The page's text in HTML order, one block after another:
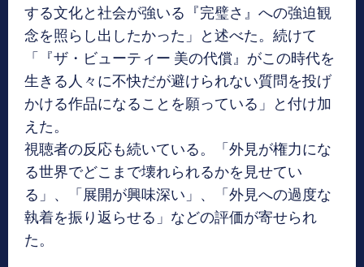
する文化と社会が強いる『完璧さ』への強迫観
念を照らし出したかった」と述べた。続けて
「『ザ・ビューティー 美の代償』がこの時代を
生きる人々に不快だが避けられない質問を投げ
かける作品になることを願っている」と付け加
えた。
視聴者の反応も続いている。「外見が権力にな
る世界でどこまで壊れられるかを見せてい
る」、「展開が興味深い」、「外見への過度な
執着を振り返らせる」などの評価が寄せられ
た。